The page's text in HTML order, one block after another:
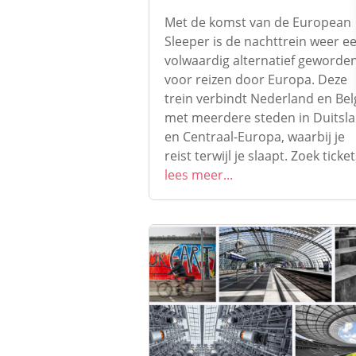
Met de komst van de European
Sleeper is de nachttrein weer
volwaardig alternatief
voor reizen door Europa. Deze
trein verbindt Nederland en
met meerdere steden in
en Centraal-Europa, waarbij je
reist terwijl je slaapt. Zoek
lees meer...